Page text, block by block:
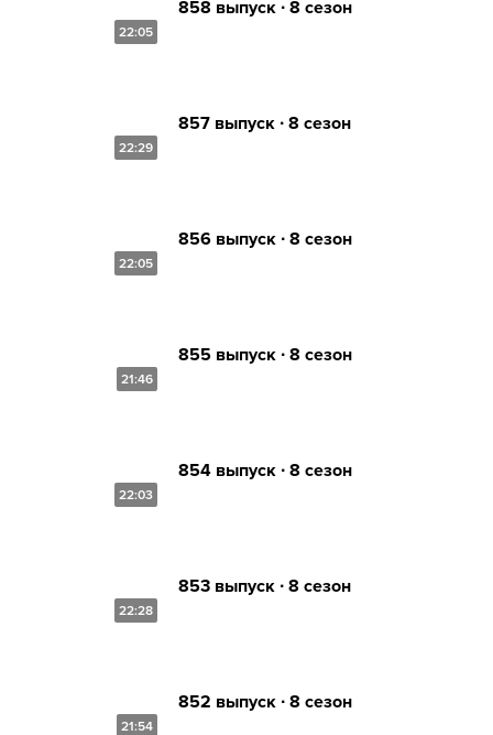
22:05
858 выпуск ∙ 8 сезон
22:29
857 выпуск ∙ 8 сезон
22:05
856 выпуск ∙ 8 сезон
21:46
855 выпуск ∙ 8 сезон
22:03
854 выпуск ∙ 8 сезон
22:28
853 выпуск ∙ 8 сезон
21:54
852 выпуск ∙ 8 сезон